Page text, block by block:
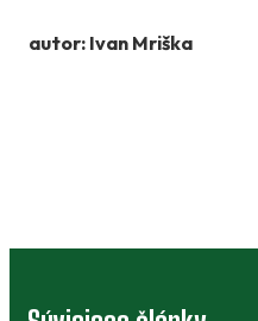
autor: Ivan Mriška